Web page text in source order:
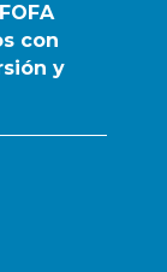
con
y